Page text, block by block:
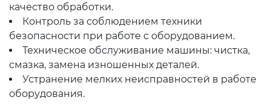
качество обработки.
Контроль за соблюдением техники
безопасности при работе с оборудованием.
Техническое обслуживание машины: чистка,
смазка, замена изношенных деталей.
Устранение мелких неисправностей в работе
оборудования.